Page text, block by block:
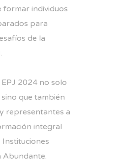
formar individuos
para
de la
2024 no solo
que también
representantes a
integral
Instituciones
Abundante.